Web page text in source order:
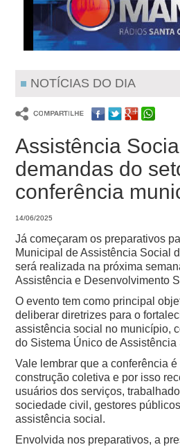
NOTÍCIAS DO DIA
Assistência
demandas do
conferência
14/06/2025
Já começaram os preparativos
Municipal de Assistência Social
será realizada na próxima
Assistência e Desenvolvimento
O evento tem como principal
deliberar diretrizes para o
assistência social no município,
do Sistema Único de
Vale lembrar que a conferência
construção coletiva e por isso
usuários dos serviços,
sociedade civil, gestores
assistência social.
Envolvida nos preparativos, a